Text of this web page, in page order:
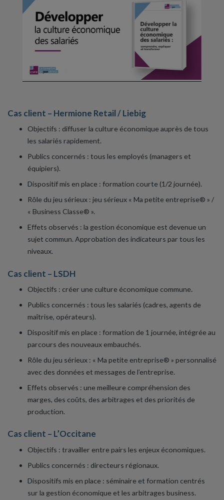
Cas client – Hermione Retail / Liebig
Objectifs : diffuser la culture économique auprès de tous
les salariés rapidement.
Publics concernés : tous les employés (managers et
équipiers).
Dispositif mis en place : formation courte (1/2 journée).
Rôle du jeu sérieux : jeu sérieux « Ma petite entreprise® » /
« Business Classe® ».
Effets observés : la gestion économique est devenue un
sujet commun. Approbation des indicateurs par tous les
niveaux.
Cas client – LSDH
Objectifs : créer une culture économique commune.
Publics concernés : tous les salariés (cadres, agents de
maîtrise, opérateurs).
Dispositif mis en place : formation de 1 journée, intégrée au
parcours des nouveaux embauchés.
Rôle du jeu sérieux : « Ma petite entreprise® » personnalisé
avec des données et messages de l’entreprise.
Effets observés : une meilleure compréhension des
marges, des coûts, des arbitrages et des priorités de
production.
Cas client – L’Occitane
Objectifs : travailler entre pairs les enjeux économiques.
Publics concernés : directeurs régionaux.
Dispositifs mis en place : séminaire et formation centrés
sur la gestion économique et les arbitrages business.